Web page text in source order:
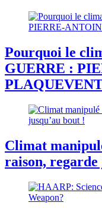
Pourquoi le
GUERRE :
Climat
raison, regarde